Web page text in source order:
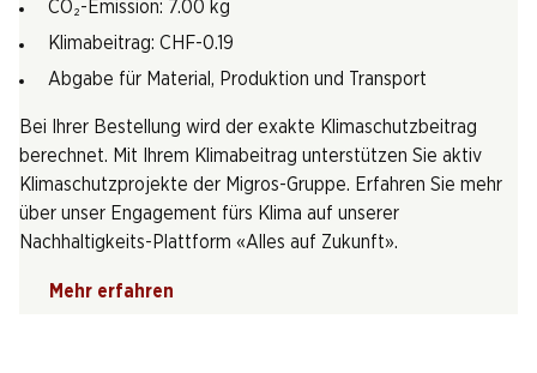
CO₂-Emission: 7.00 kg
Klimabeitrag: CHF-0.19
Abgabe für Material, Produktion und Transport
Bei Ihrer Bestellung wird der exakte Klimaschutzbeitrag
berechnet. Mit Ihrem Klimabeitrag unterstützen Sie aktiv
Klimaschutzprojekte der Migros-Gruppe. Erfahren Sie mehr
über unser Engagement fürs Klima auf unserer
Nachhaltigkeits-Plattform «Alles auf Zukunft».
Mehr erfahren